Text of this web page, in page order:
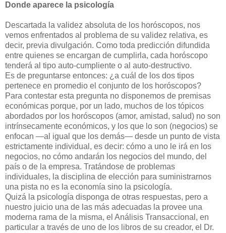
Donde aparece la psicología
Descartada la validez absoluta de los horóscopos, nos
vemos enfrentados al problema de su validez relativa, es
decir, previa divulgación. Como toda predicción difundida
entre quienes se encargan de cumplirla, cada horóscopo
tenderá al tipo auto-cumpliente o al auto-destructivo.
Es de preguntarse entonces: ¿a cuál de los dos tipos
pertenece en promedio el conjunto de los horóscopos?
Para contestar esta pregunta no disponemos de premisas
económicas porque, por un lado, muchos de los tópicos
abordados por los horóscopos (amor, amistad, salud) no son
intrínsecamente económicos, y los que lo son (negocios) se
enfocan —al igual que los demás— desde un punto de vista
estrictamente individual, es decir: cómo a uno le irá en los
negocios, no cómo andarán los negocios del mundo, del
país o de la empresa. Tratándose de problemas
individuales, la disciplina de elección para suministrarnos
una pista no es la economía sino la psicología.
Quizá la psicología disponga de otras respuestas, pero a
nuestro juicio una de las más adecuadas la provee una
moderna rama de la misma, el Análisis Transaccional, en
particular a través de uno de los libros de su creador, el Dr.